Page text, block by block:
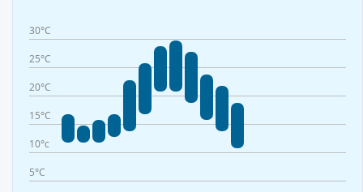
30°C
25°C
20°C
15°C
10°c
5°C